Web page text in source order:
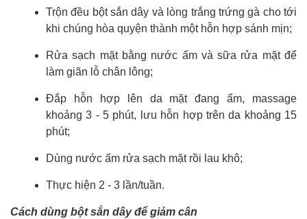
Trộn đều bột sắn dây và lòng trắng trứng gà cho tới
khi chúng hòa quyện thành một hỗn hợp sánh mịn;
Rửa sạch mặt bằng nước ấm và sữa rửa mặt để
làm giãn lỗ chân lông;
Đắp hỗn hợp lên da mặt đang ẩm, massage
khoảng 3 - 5 phút, lưu hỗn hợp trên da khoảng 15
phút;
Dùng nước ấm rửa sạch mặt rồi lau khô;
Thực hiện 2 - 3 lần/tuần.
Cách dùng bột sắn dây để giảm cân